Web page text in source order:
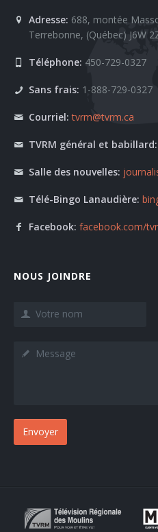
Adresse: 688, montée
Terrebonne, (Québec) J6W
Téléphone: 450-729-0327
Sans frais: 1-888-729-0327
Courriel: tvrm@tvrm.ca
TVRM général et babillard:
Salle des nouvelles:
Télé-Bingo Lanaudière:
Facebook: facebook.com/
NOUS JOINDRE
Envoyer